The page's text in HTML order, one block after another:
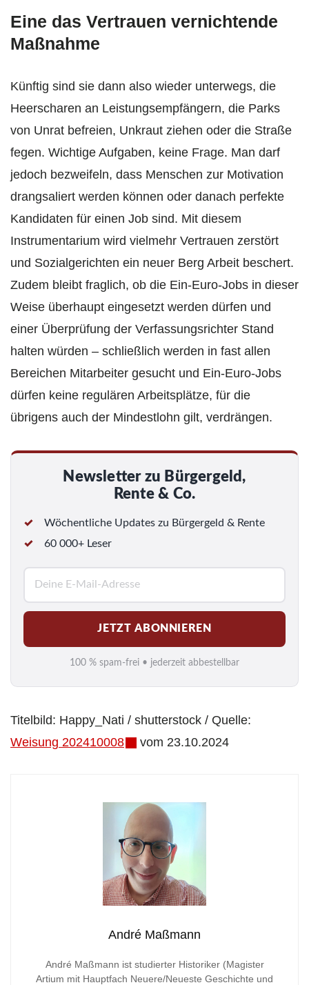
Eine das Vertrauen vernichtende
Maßnahme
Künftig sind sie dann also wieder unterwegs, die
Heerscharen an Leistungsempfängern, die Parks
von Unrat befreien, Unkraut ziehen oder die Straße
fegen. Wichtige Aufgaben, keine Frage. Man darf
jedoch bezweifeln, dass Menschen zur Motivation
drangsaliert werden können oder danach perfekte
Kandidaten für einen Job sind. Mit diesem
Instrumentarium wird vielmehr Vertrauen zerstört
und Sozialgerichten ein neuer Berg Arbeit beschert.
Zudem bleibt fraglich, ob die Ein-Euro-Jobs in dieser
Weise überhaupt eingesetzt werden dürfen und
einer Überprüfung der Verfassungsrichter Stand
halten würden – schließlich werden in fast allen
Bereichen Mitarbeiter gesucht und Ein-Euro-Jobs
dürfen keine regulären Arbeitsplätze, für die
übrigens auch der Mindestlohn gilt, verdrängen.
Newsletter zu Bürgergeld,
Rente & Co.
Wöchentliche Updates zu Bürgergeld & Rente
60 000+ Leser
M
a
i
l
*
JETZT ABONNIEREN
100 % spam-frei • jederzeit abbestellbar
Titelbild: Happy_Nati / shutterstock / Quelle:
Weisung 202410008
vom 23.10.2024
André Maßmann
André Maßmann ist studierter Historiker (Magister
Artium mit Hauptfach Neuere/Neueste Geschichte und